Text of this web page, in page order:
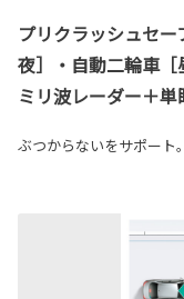
プリクラッシュセ
夜］・自動二輪車
ミリ波レーダー＋単
ぶつからないをサポート。